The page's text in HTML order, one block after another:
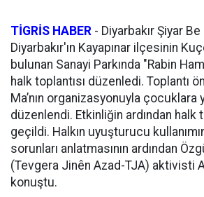
TİGRİS HABER - Diyarbakır Şiyar
Diyarbakır'ın Kayapınar ilçesinin
bulunan Sanayi Parkında "Rabin
halk toplantısı düzenledi. Toplantı
Ma’nın organizasyonuyla
düzenlendi. Etkinliğin ardından halk
geçildi. Halkın uyuşturucu
sorunları anlatmasının ardından
(Tevgera Jinên Azad-TJA) aktivisti
konuştu.